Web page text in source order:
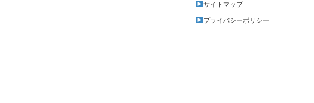
サイトマップ
プライバシーポリシー